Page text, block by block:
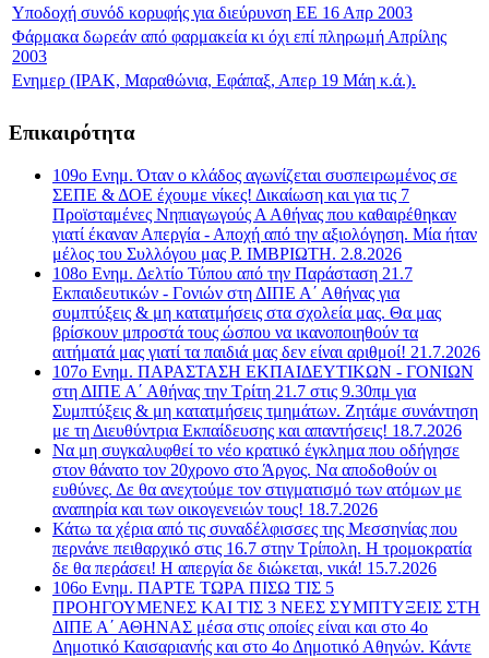
Υποδοχή συνόδ κορυφής για διεύρυνση ΕΕ 16 Απρ 2003
Φάρμακα δωρεάν από φαρμακεία κι όχι επί πληρωμή Απρίλης
2003
Ενημερ (ΙΡΑΚ, Μαραθώνια, Εφάπαξ, Απερ 19 Μάη κ.ά.).
Επικαιρότητα
109ο Ενημ. Όταν ο κλάδος αγωνίζεται συσπειρωμένος σε
ΣΕΠΕ & ΔΟΕ έχουμε νίκες! Δικαίωση και για τις 7
Προϊσταμένες Νηπιαγωγούς Α Αθήνας που καθαιρέθηκαν
γιατί έκαναν Απεργία - Αποχή από την αξιολόγηση. Μία ήταν
μέλος του Συλλόγου μας Ρ. ΙΜΒΡΙΩΤΗ. 2.8.2026
108ο Ενημ. Δελτίο Τύπου από την Παράσταση 21.7
Εκπαιδευτικών - Γονιών στη ΔΙΠΕ Α΄ Αθήνας για
συμπτύξεις & μη κατατμήσεις στα σχολεία μας. Θα μας
βρίσκουν μπροστά τους ώσπου να ικανοποιηθούν τα
αιτήματά μας γιατί τα παιδιά μας δεν είναι αριθμοί! 21.7.2026
107o Ενημ. ΠΑΡΑΣΤΑΣΗ ΕΚΠΑΙΔΕΥΤΙΚΩΝ - ΓΟΝΙΩΝ
στη ΔΙΠΕ Α΄ Αθήνας την Τρίτη 21.7 στις 9.30πμ για
Συμπτύξεις & μη κατατμήσεις τμημάτων. Ζητάμε συνάντηση
με τη Διευθύντρια Εκπαίδευσης και απαντήσεις! 18.7.2026
Να μη συγκαλυφθεί το νέο κρατικό έγκλημα που οδήγησε
στον θάνατο τον 20χρονο στο Άργος. Να αποδοθούν οι
ευθύνες. Δε θα ανεχτούμε τον στιγματισμό των ατόμων με
αναπηρία και των οικογενειών τους! 18.7.2026
Κάτω τα χέρια από τις συναδέλφισσες της Μεσσηνίας που
περνάνε πειθαρχικό στις 16.7 στην Τρίπολη. Η τρομοκρατία
δε θα περάσει! Η απεργία δε διώκεται, νικά! 15.7.2026
106ο Ενημ. ΠΑΡΤΕ ΤΩΡΑ ΠΙΣΩ ΤΙΣ 5
ΠΡΟΗΓΟΥΜΕΝΕΣ ΚΑΙ ΤΙΣ 3 ΝΕΕΣ ΣΥΜΠΤΥΞΕΙΣ ΣΤΗ
ΔΙΠΕ Α΄ ΑΘΗΝΑΣ μέσα στις οποίες είναι και στο 4ο
Δημοτικό Καισαριανής και στο 4ο Δημοτικό Αθηνών. Κάντε